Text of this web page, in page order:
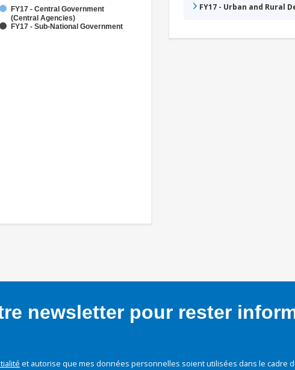
FY17 - Central Government
(Central Agencies)
FY17 - Sub-National Government
FY17 - Urban and Rural
newsletter pour rester
et autorise que mes données personnelles soient utilisées dans le cadre